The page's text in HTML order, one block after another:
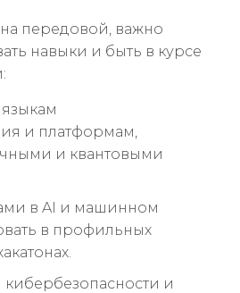
на передовой, важно
навыки и быть в курсе
и платформам,
и квантовыми
в AI и машинном
в профильных
кибербезопасности и